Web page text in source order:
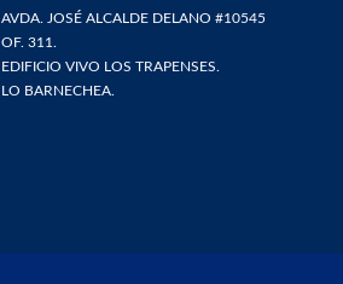
AVDA. JOSÉ ALCALDE DELANO #10545
OF. 311.
EDIFICIO VIVO LOS TRAPENSES.
LO BARNECHEA.